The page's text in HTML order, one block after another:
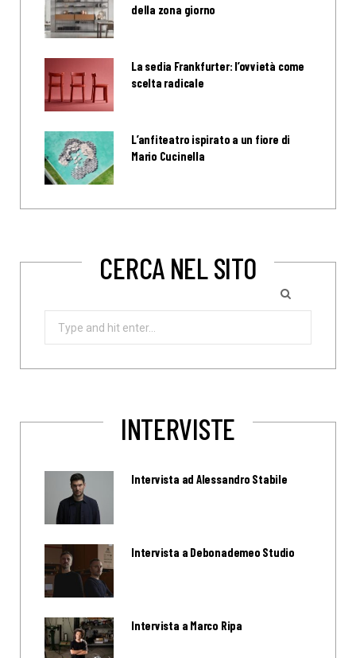
della zona giorno
La sedia Frankfurter: l’ovvietà come
scelta radicale
L’anfiteatro ispirato a un fiore di
Mario Cucinella
CERCA NEL SITO
INTERVISTE
Intervista ad Alessandro Stabile
Intervista a Debonademeo Studio
Intervista a Marco Ripa